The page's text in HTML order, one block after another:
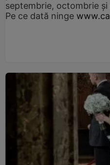
septembrie, octombrie
Pe ce dată ninge